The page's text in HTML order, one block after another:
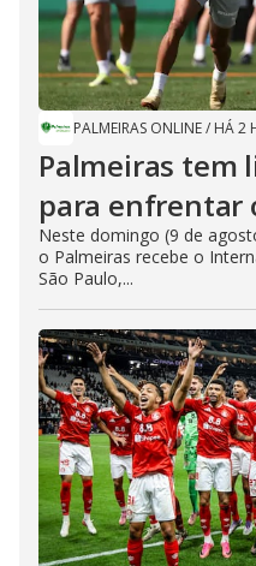
PALMEIRAS ONLINE/ HÁ 2
Palmeiras tem
para enfrentar
Neste domingo (9 de
o Palmeiras recebe o
São Paulo,...